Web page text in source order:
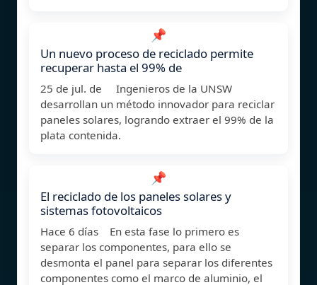
📌
Un nuevo proceso de reciclado permite
recuperar hasta el 99% de
25 de jul. de Ingenieros de la UNSW
desarrollan un método innovador para reciclar
paneles solares, logrando extraer el 99% de la
plata contenida.
📌
El reciclado de los paneles solares y
sistemas fotovoltaicos
Hace 6 días En esta fase lo primero es
separar los componentes, para ello se
desmonta el panel para separar los diferentes
componentes como el marco de aluminio, el